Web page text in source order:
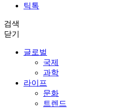
틱톡
검색
닫기
글로벌
국제
과학
라이프
문화
트렌드